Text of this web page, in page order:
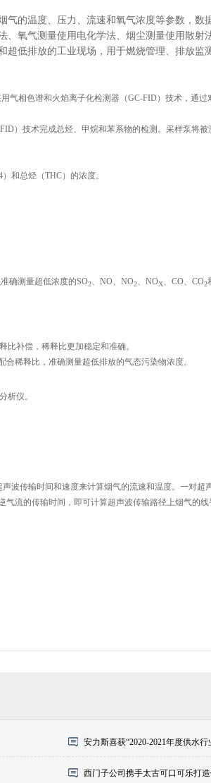
的温度、压力、流速和氧气浓度等参数，数
氧气测量使用电化学法、烟尘测量使用散射法
低排放的工业现场，用于燃烧管理、排放监
气相色谱和火焰离子化检测器（GC-FID）技术，通
）技术完成总烃、甲烷和苯系物的检测。采样泵将
和总烃（THC）的浓度。
确测量超低浓度的SO2、NO、NO2、NOX、CO、CO2
补偿，稀释比更加稳定和准确。
合稀释比，准确测量超低排放的气态污染物浓度。
析仪。
波传输时间和速度来计算烟气的流速和温度。 一对超
流的传输时间，即可计算超声波传输路径上烟气的
安力斯喜获“2020-2021年度供水
西门子公司携手太古可口可乐打